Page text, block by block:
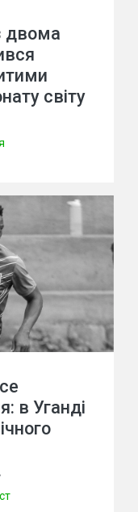
двома
світу
в Уганді